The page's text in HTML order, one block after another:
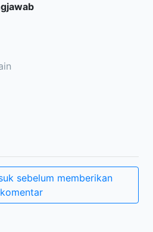
sebelum memberikan
komentar